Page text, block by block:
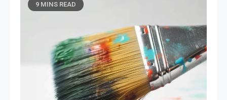
9 MINS READ